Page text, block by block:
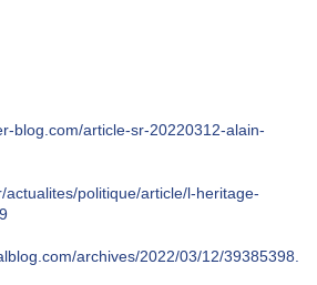
blog.com/article-sr-20220312-alain-
actualites/politique/article/l-heritage-
archives/2022/03/12/39385398.